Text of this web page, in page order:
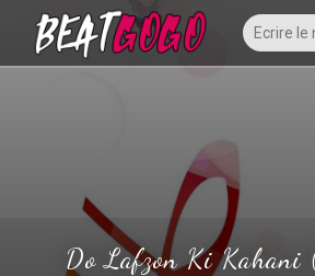
Do Lafzon Ki Kahani